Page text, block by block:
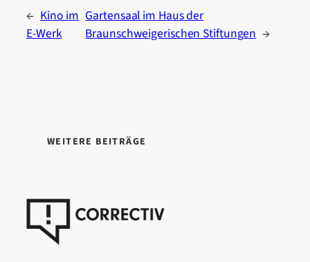
← Kino im
E-Werk
Gartensaal im Haus der
Braunschweigerischen Stiftungen →
WEITERE BEITRÄGE